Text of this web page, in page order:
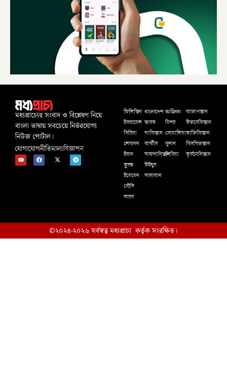
মধ্যপ্রাচ্যের সংবাদ ও বিশ্লেষণ নিয়ে
বাংলা ভাষায় সবচেয়ে নির্ভরযোগ্য
নিউজ পোর্টাল।
যোগাযোগনীতিমালাবিজ্ঞাপন
ফিলিস্তিন
ইসরায়েল
সিরিয়া
লেবানন
ইরান
তুরস্ক
ইয়েমেন
সৌদি
আরব
বাংলাদেশ
ভারত
পাকিস্তান
কাশ্মীর
আফগানিস্তান
উইঘুর
আরাকান
আফ্রিকা
মিশর
সোমালিয়া
সুদান
লিবিয়া
কাজাখস্তান
উজবেকিস্তান
তাজিকিস্তান
কিরগিজস্তান
তূর্কমেনিস্তান
©২০২৪-২০২৬ সর্বস্বত্ব মধ্যপ্রাচ্য কর্তৃক সংরক্ষিত।